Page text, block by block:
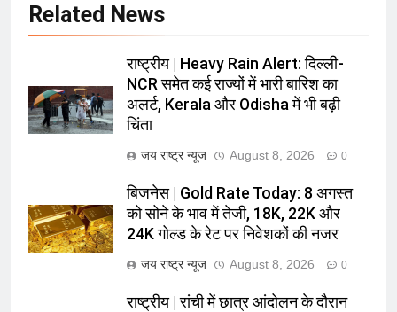
Related News
राष्ट्रीय | Heavy Rain Alert: दिल्ली-
NCR समेत कई राज्यों में भारी बारिश का
अलर्ट, Kerala और Odisha में भी बढ़ी
चिंता
जय राष्ट्र न्यूज August 8, 2026 0
बिजनेस | Gold Rate Today: 8 अगस्त
को सोने के भाव में तेजी, 18K, 22K और
24K गोल्ड के रेट पर निवेशकों की नजर
जय राष्ट्र न्यूज August 8, 2026 0
राष्ट्रीय | रांची में छात्र आंदोलन के दौरान